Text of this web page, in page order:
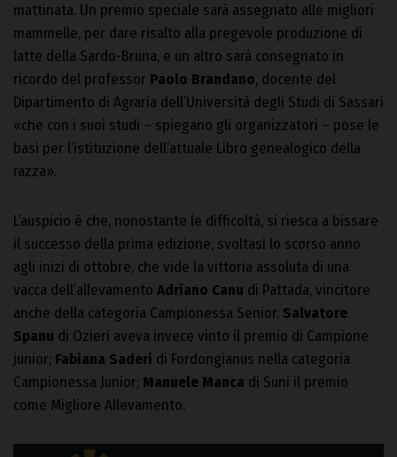
mattinata. Un premio speciale sarà assegnato alle migliori
mammelle, per dare risalto alla pregevole produzione di
latte della Sardo-Bruna, e un altro sarà consegnato in
ricordo del professor Paolo Brandano, docente del
Dipartimento di Agraria dell’Università degli Studi di Sassari
«che con i suoi studi – spiegano gli organizzatori – pose le
basi per l’istituzione dell’attuale Libro genealogico della
razza».
L’auspicio è che, nonostante le difficoltà, si riesca a bissare
il successo della prima edizione, svoltasi lo scorso anno
agli inizi di ottobre, che vide la vittoria assoluta di una
vacca dell’allevamento Adriano Canu di Pattada, vincitore
anche della categoria Campionessa Senior. Salvatore
Spanu di Ozieri aveva invece vinto il premio di Campione
junior; Fabiana Saderi di Fordongianus nella categoria
Campionessa Junior; Manuele Manca di Suni il premio
come Migliore Allevamento.